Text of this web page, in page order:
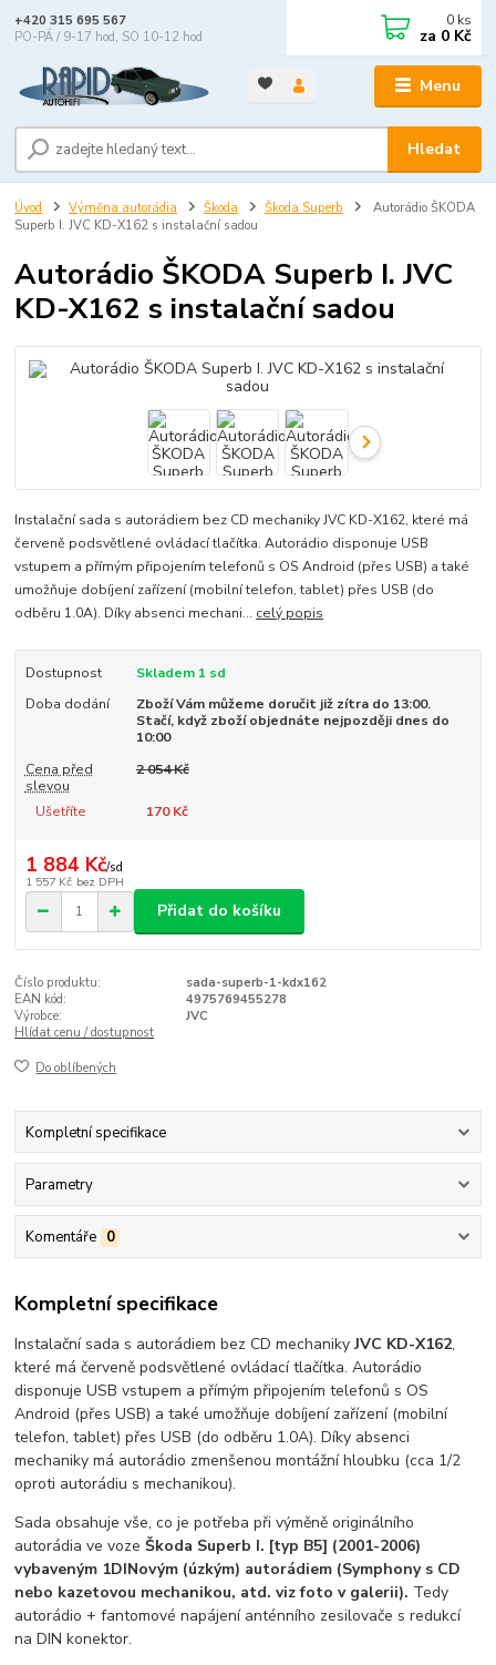
Menu
Hledat
+420 315 695 567
PO-PÁ / 9-17 hod, SO 10-12 hod
0 ks
za 0 Kč
Úvod Výměna autorádia Škoda Škoda Superb
Autorádio ŠKODA
Superb I. JVC KD-X162 s instalační sadou
Autorádio ŠKODA Superb I. JVC
KD-X162 s instalační sadou
Instalační sada s autorádiem bez CD mechaniky JVC KD-X162, které má
červeně podsvětlené ovládací tlačítka. Autorádio disponuje USB
vstupem a přímým připojením telefonů s OS Android (přes USB) a také
umožňuje dobíjení zařízení (mobilní telefon, tablet) přes USB (do
odběru 1.0A). Díky absenci mechani... celý popis
Dostupnost
Skladem 1 sd
Doba dodání
Zboží Vám můžeme doručit již zítra do 13:00.
Stačí, když zboží objednáte nejpozději dnes do
10:00
Cena před
slevou
2 054 Kč
Ušetříte 170 Kč
1 884 Kč/sd
1 557 Kč bez DPH
Přidat do košíku
Číslo produktu:
sada-superb-1-kdx162
EAN kód:
4975769455278
Výrobce:
JVC
Hlídat cenu / dostupnost
Do oblíbených
Kompletní specifikace
Parametry
Komentáře 0
Kompletní specifikace
Instalační sada s autorádiem bez CD mechanikyJVC KD-X162,
které má červeně podsvětlené ovládací tlačítka. Autorádio
disponuje USB vstupem a přímým připojením telefonů s OS
Android (přes USB) a také umožňuje dobíjení zařízení (mobilní
telefon, tablet) přes USB (do odběru 1.0A). Díky absenci
mechaniky má autorádio zmenšenou montážní hloubku (cca 1/2
oproti autorádiu s mechanikou).
Sada obsahuje vše, co je potřeba při výměně originálního
autorádia ve voze Škoda Superb I. [typ B5] (2001-2006)
vybaveným 1DINovým (úzkým) autorádiem (Symphony s CD
nebo kazetovou mechanikou, atd. viz foto v galerii). Tedy
autorádio + fantomové napájení anténního zesilovače s redukcí
na DIN konektor.